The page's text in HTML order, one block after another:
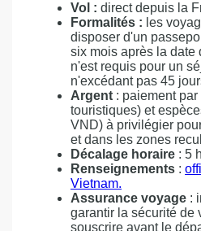
Vol : direct depuis la
Formalités : les
disposer d'un
six mois après la date
n'est requis pour un
n'excédant pas 45
Argent : paiement
touristiques) et
VND) à privilégier
et dans les zones
Décalage horaire : 5
Renseignements :
Vietnam.
Assurance voyage :
garantir la sécurité de
souscrire avant le